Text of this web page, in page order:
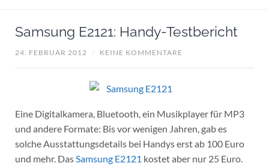
Samsung E2121: Handy-Testbericht
24. FEBRUAR 2012 / KEINE KOMMENTARE
Eine Digitalkamera, Bluetooth, ein Musikplayer für MP3
und andere Formate: Bis vor wenigen Jahren, gab es
solche Ausstattungsdetails bei Handys erst ab 100 Euro
und mehr. Das Samsung E2121 kostet aber nur 25 Euro.